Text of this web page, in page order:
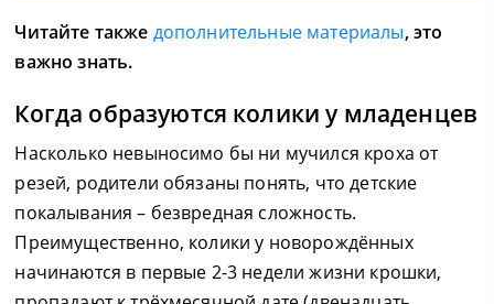
Читайте также дополнительные материалы, это
важно знать.
Когда образуются колики у младенцев
Насколько невыносимо бы ни мучился кроха от
резей, родители обязаны понять, что детские
покалывания – безвредная сложность.
Преимущественно, колики у новорождённых
начинаются в первые 2-3 недели жизни крошки,